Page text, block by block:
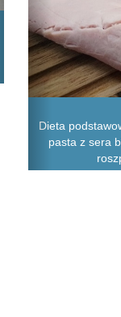
Dieta
pasta z sera